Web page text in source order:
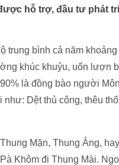
hỗ trợ, đầu tư phát
trung bình cả năm khoảng
khúc khuỷu, uốn lượn
là đồng bào người
Dệt thủ công, thêu
Mặn, Thung Ẳng, hay
Khôm đi Thung Mài.